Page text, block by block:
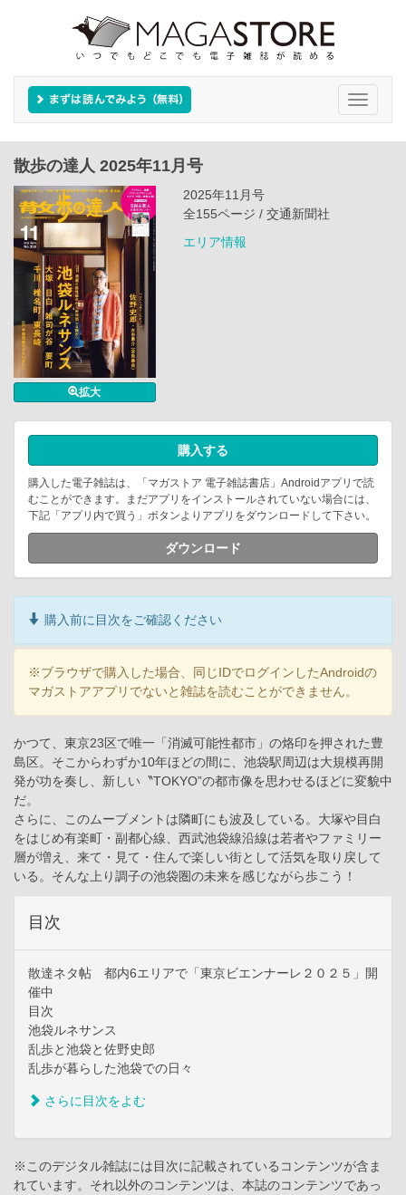
Toggle
散歩の達人 2025年11月号
拡大
2025年11月号
全155ページ / 交通新聞社
エリア情報
購入する
購入した電子雑誌は、「マガストア 電子雑誌書店」Androidアプリで読
むことができます。まだアプリをインストールされていない場合には、
下記「アプリ内で買う」ボタンよりアプリをダウンロードして下さい。
ダウンロード
購入前に目次をご確認ください
※ブラウザで購入した場合、同じIDでログインしたAndroidの
マガストアアプリでないと雑誌を読むことができません。
かつて、東京23区で唯一「消滅可能性都市」の烙印を押された豊
島区。そこからわずか10年ほどの間に、池袋駅周辺は大規模再開
発が功を奏し、新しい〝TOKYO”の都市像を思わせるほどに変貌中
だ。
さらに、このムーブメントは隣町にも波及している。大塚や目白
をはじめ有楽町・副都心線、西武池袋線沿線は若者やファミリー
層が増え、来て・見て・住んで楽しい街として活気を取り戻して
いる。そんな上り調子の池袋圏の未来を感じながら歩こう！
目次
散達ネタ帖 都内6エリアで「東京ビエンナーレ２０２５」開
催中
目次
池袋ルネサンス
乱歩と池袋と佐野史郎
乱歩が暮らした池袋での日々
さらに目次をよむ
※このデジタル雑誌には目次に記載されているコンテンツが含ま
れています。それ以外のコンテンツは、本誌のコンテンツであっ